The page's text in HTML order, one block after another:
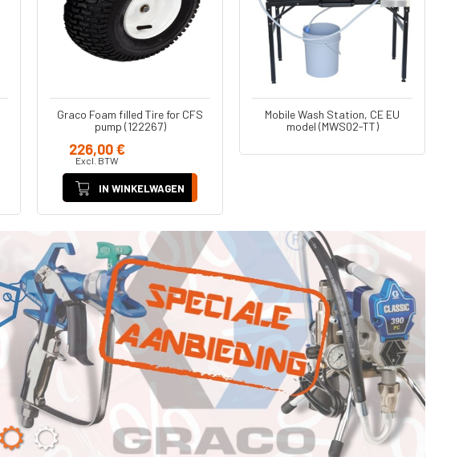
Graco Foam filled Tire for CFS
pump (122267)
226,00 €
Excl. BTW
IN WINKELWAGEN
Mobile Wash Station, CE EU
model (MWS02-TT)